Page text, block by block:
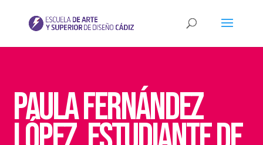
Paula Fernández